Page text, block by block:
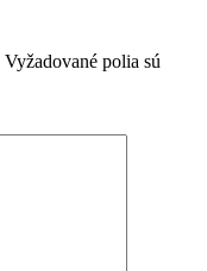
Vyžadované polia sú